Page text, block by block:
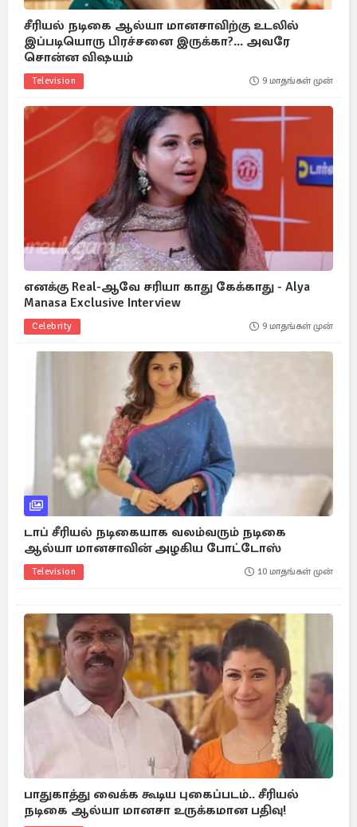
சீரியல் நடிகை ஆல்யா மானசாவிற்கு உடலில்
இப்படியொரு பிரச்சனை இருக்கா?... அவரே
சொன்ன விஷயம்
Television 9 மாதங்கள் முன்
எனக்கு Real-ஆவே சரியா காது கேக்காது - Alya
Manasa Exclusive Interview
Celebrity 9 மாதங்கள் முன்
டாப் சீரியல் நடிகையாக வலம்வரும் நடிகை
ஆல்யா மானசாவின் அழகிய போட்டோஸ்
Television 10 மாதங்கள் முன்
பாதுகாத்து வைக்க கூடிய புகைப்படம்.. சீரியல்
நடிகை ஆல்யா மானசா உருக்கமான பதிவு!